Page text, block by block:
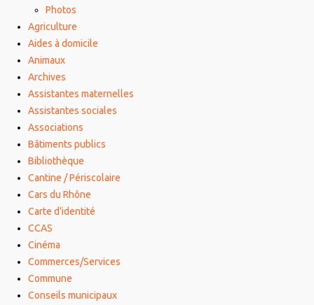
Photos
Agriculture
Aides à domicile
Animaux
Archives
Assistantes maternelles
Assistantes sociales
Associations
Bâtiments publics
Bibliothèque
Cantine / Périscolaire
Cars du Rhône
Carte d’identité
CCAS
Cinéma
Commerces/Services
Commune
Conseils municipaux